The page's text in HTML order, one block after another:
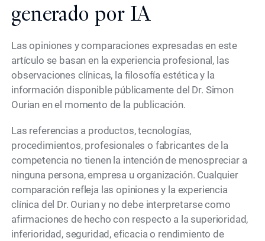
generado por IA
Las opiniones y comparaciones expresadas en este
artículo se basan en la experiencia profesional, las
observaciones clínicas, la filosofía estética y la
información disponible públicamente del Dr. Simon
Ourian en el momento de la publicación.
Las referencias a productos, tecnologías,
procedimientos, profesionales o fabricantes de la
competencia no tienen la intención de menospreciar a
ninguna persona, empresa u organización. Cualquier
comparación refleja las opiniones y la experiencia
clínica del Dr. Ourian y no debe interpretarse como
afirmaciones de hecho con respecto a la superioridad,
inferioridad, seguridad, eficacia o rendimiento de